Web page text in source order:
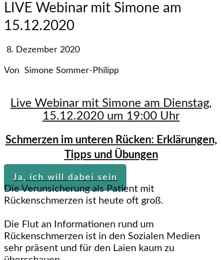
LIVE Webinar mit Simone am
15.12.2020
8. Dezember 2020
Von Simone Sommer-Philipp
Live Webinar mit Simone am Dienstag,
15.12.2020 um 19:00 Uhr
Schmerzen im unteren Rücken: Erklärungen,
Tipps und Übungen
Ja, ich will dabei sein
Die Verunsicherung als Patient mit
Rückenschmerzen ist heute oft groß.
Die Flut an Informationen rund um
Rückenschmerzen ist in den Sozialen Medien
sehr präsent und für den Laien kaum zu